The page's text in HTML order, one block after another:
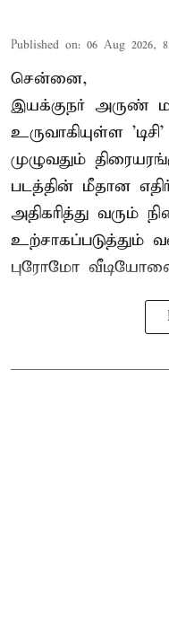
Published on: 06 Aug 2026,
சென்னை,
இயக்குநர் அருண்
உருவாகியுள்ள
முழுவதும்
படத்தின் மீதான
அதிகரித்து வரும்
உற்சாகப்படுத்தும்
புரோமோ வீடியோவை